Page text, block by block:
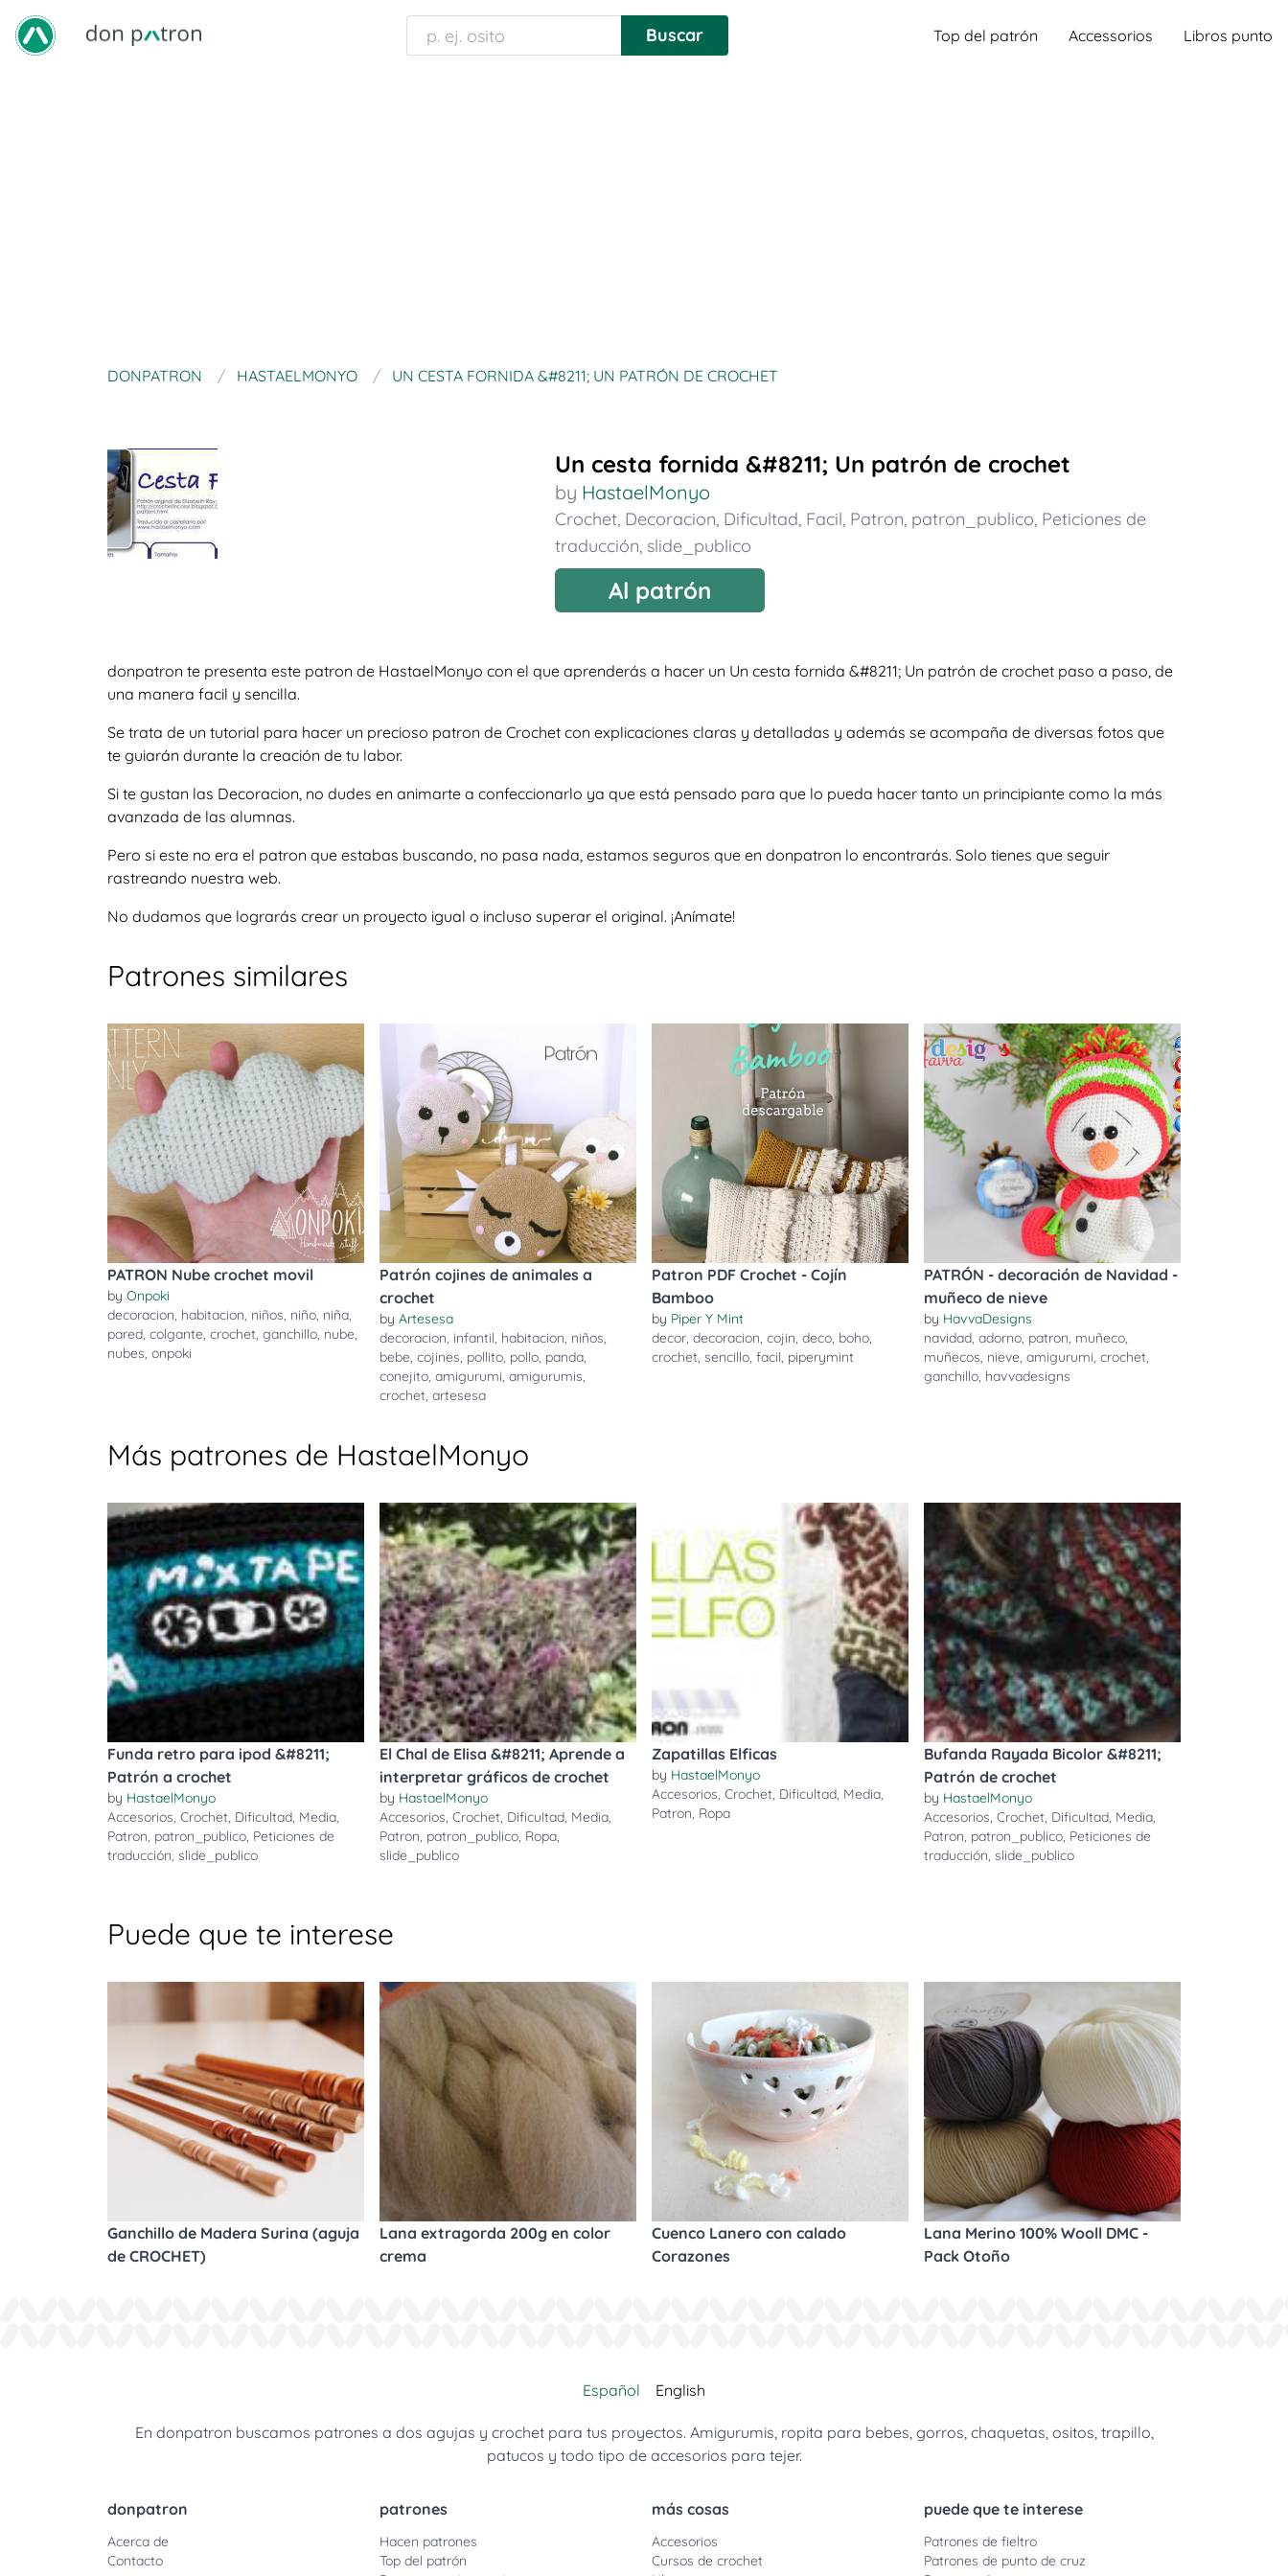
Top del patrón Accessorios Libros punto
DONPATRON HASTAELMONYO UN CESTA FORNIDA &#8211; UN PATRÓN DE CROCHET
Un cesta fornida &#8211; Un patrón de crochet
by HastaelMonyo
Crochet, Decoracion, Dificultad, Facil, Patron, patron_publico, Peticiones de
traducción, slide_publico
Al patrón
donpatron te presenta este patron de HastaelMonyo con el que aprenderás a hacer un Un cesta fornida &#8211; Un patrón de crochet paso a paso, de
una manera facil y sencilla.
Se trata de un tutorial para hacer un precioso patron de Crochet con explicaciones claras y detalladas y además se acompaña de diversas fotos que
te guiarán durante la creación de tu labor.
Si te gustan las Decoracion, no dudes en animarte a confeccionarlo ya que está pensado para que lo pueda hacer tanto un principiante como la más
avanzada de las alumnas.
Pero si este no era el patron que estabas buscando, no pasa nada, estamos seguros que en donpatron lo encontrarás. Solo tienes que seguir
rastreando nuestra web.
No dudamos que lograrás crear un proyecto igual o incluso superar el original. ¡Anímate!
Patrones similares
PATRON Nube crochet movil
by Onpoki
decoracion, habitacion, niños, niño, niña,
pared, colgante, crochet, ganchillo, nube,
nubes, onpoki
Patrón cojines de animales a
crochet
by Artesesa
decoracion, infantil, habitacion, niños,
bebe, cojines, pollito, pollo, panda,
conejito, amigurumi, amigurumis,
crochet, artesesa
Patron PDF Crochet - Cojín
Bamboo
by Piper Y Mint
decor, decoracion, cojin, deco, boho,
crochet, sencillo, facil, piperymint
PATRÓN - decoración de Navidad -
muñeco de nieve
by HavvaDesigns
navidad, adorno, patron, muñeco,
muñecos, nieve, amigurumi, crochet,
ganchillo, havvadesigns
Más patrones de HastaelMonyo
Funda retro para ipod &#8211;
Patrón a crochet
by HastaelMonyo
Accesorios, Crochet, Dificultad, Media,
Patron, patron_publico, Peticiones de
traducción, slide_publico
El Chal de Elisa &#8211; Aprende a
interpretar gráficos de crochet
by HastaelMonyo
Accesorios, Crochet, Dificultad, Media,
Patron, patron_publico, Ropa,
slide_publico
Zapatillas Elficas
by HastaelMonyo
Accesorios, Crochet, Dificultad, Media,
Patron, Ropa
Bufanda Rayada Bicolor &#8211;
Patrón de crochet
by HastaelMonyo
Accesorios, Crochet, Dificultad, Media,
Patron, patron_publico, Peticiones de
traducción, slide_publico
Puede que te interese
Ganchillo de Madera Surina (aguja
de CROCHET)
Lana extragorda 200g en color
crema
Cuenco Lanero con calado
Corazones
Lana Merino 100% Wooll DMC -
Pack Otoño
Español English
En donpatron buscamos patrones a dos agujas y crochet para tus proyectos. Amigurumis, ropita para bebes, gorros, chaquetas, ositos, trapillo,
patucos y todo tipo de accesorios para tejer.
donpatron
Acerca de
Contacto
patrones
Hacen patrones
Top del patrón
más cosas
Accesorios
Cursos de crochet
puede que te interese
Patrones de fieltro
Patrones de punto de cruz